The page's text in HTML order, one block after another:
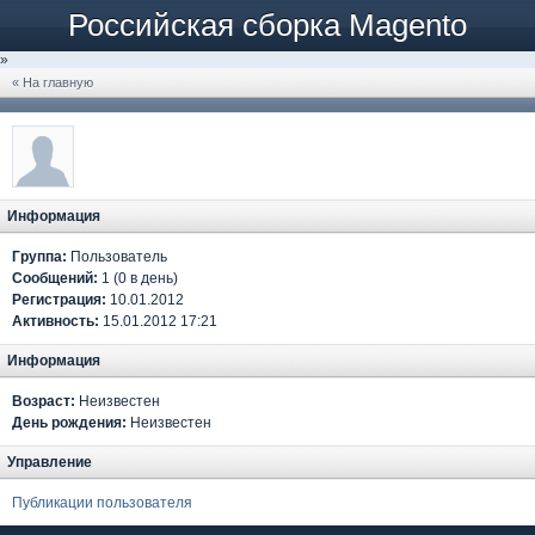
Российская сборка Magento
»
« На главную
Информация
Группа: Пользователь
Сообщений: 1 (0 в день)
Регистрация: 10.01.2012
Активность: 15.01.2012 17:21
Информация
Возраст: Неизвестен
День рождения: Неизвестен
Управление
Публикации пользователя